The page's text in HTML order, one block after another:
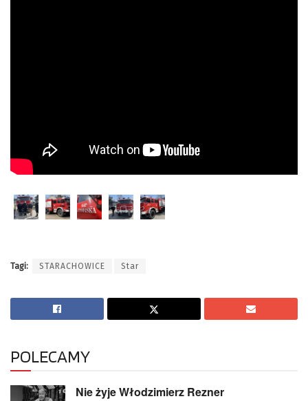
Tagi: STARACHOWICE Star
POLECAMY
Nie żyje Włodzimierz Rezner